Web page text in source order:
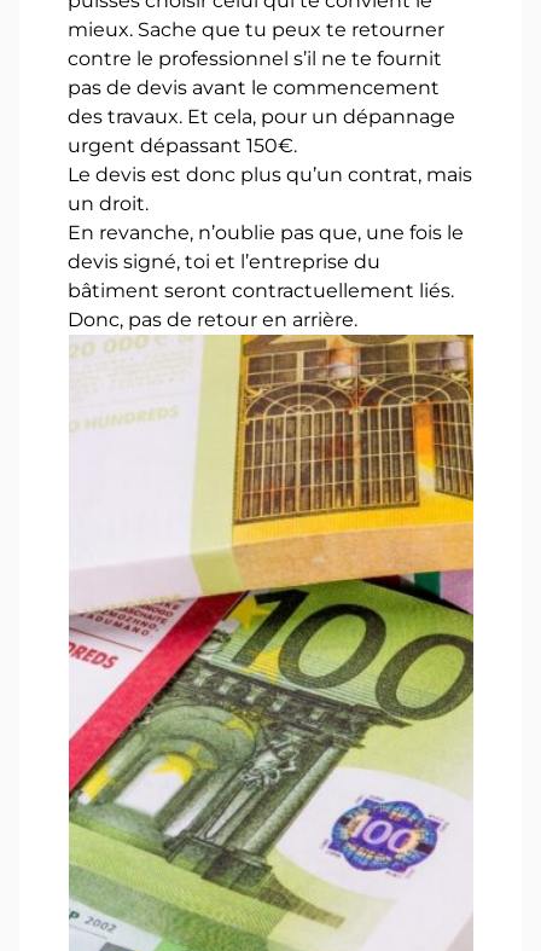
mieux. Sache que tu peux te retourner
contre le professionnel s’il ne te fournit
pas de devis avant le commencement
des travaux. Et cela, pour un dépannage
urgent dépassant 150€.
Le devis est donc plus qu’un contrat, mais
un droit.
En revanche, n’oublie pas que, une fois le
devis signé, toi et l’entreprise du
bâtiment seront contractuellement liés.
Donc, pas de retour en arrière.